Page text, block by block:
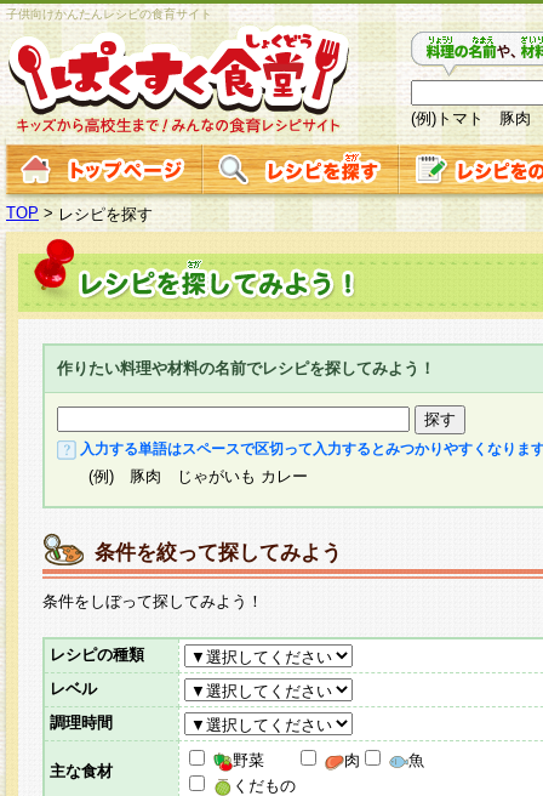
子供向けかんたんレシピの食育サイト
(例)トマト 豚肉
TOP > レシピを探す
作りたい料理や材料の名前でレシピを探してみよう！
入力する単語はスペースで区切って入力するとみつかりやすくなりま
(例) 豚肉 じゃがいも カレー
条件を絞って探してみよう
条件をしぼって探してみよう！
レシピの種類
レベル
調理時間
主な食材
野菜 肉
魚
くだもの